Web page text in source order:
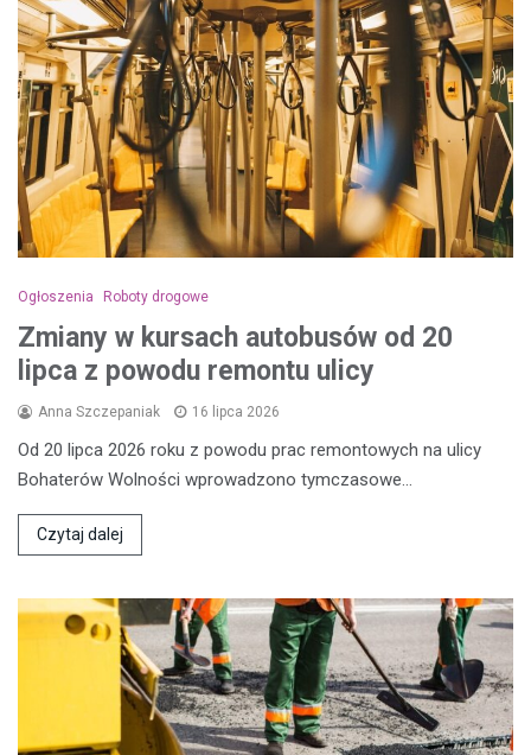
Ogłoszenia Roboty drogowe
Zmiany w kursach autobusów od 20
lipca z powodu remontu ulicy
Anna Szczepaniak 16 lipca 2026
Od 20 lipca 2026 roku z powodu prac remontowych na ulicy
Bohaterów Wolności wprowadzono tymczasowe…
Czytaj dalej